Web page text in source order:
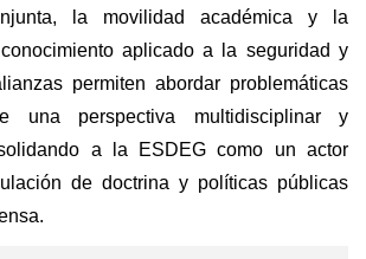
la movilidad académica y la
aplicado a la seguridad y
permiten abordar problemáticas
una perspectiva multidisciplinar y
a la ESDEG como un actor
de doctrina y políticas públicas